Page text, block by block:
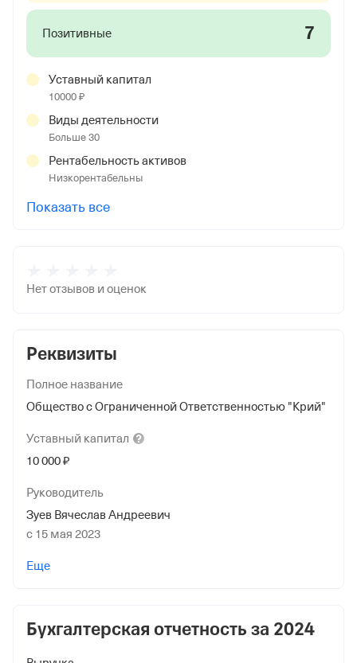
Реквизиты
Полное название
Общество с Ограниченной Ответственностью "Крий"
Уставный капитал
10 000 ₽
Руководитель
Зуев Вячеслав Андреевич
с 15 мая 2023
Еремеев Денис Николаевич
Форма
Еще
Бухгалтерская отчетность за 2024
Позитивные 7
Уставный капитал
10000 ₽
Виды деятельности
Больше 30
Рентабельность активов
Низкорентабельны
Показать все
Нет отзывов и оценок